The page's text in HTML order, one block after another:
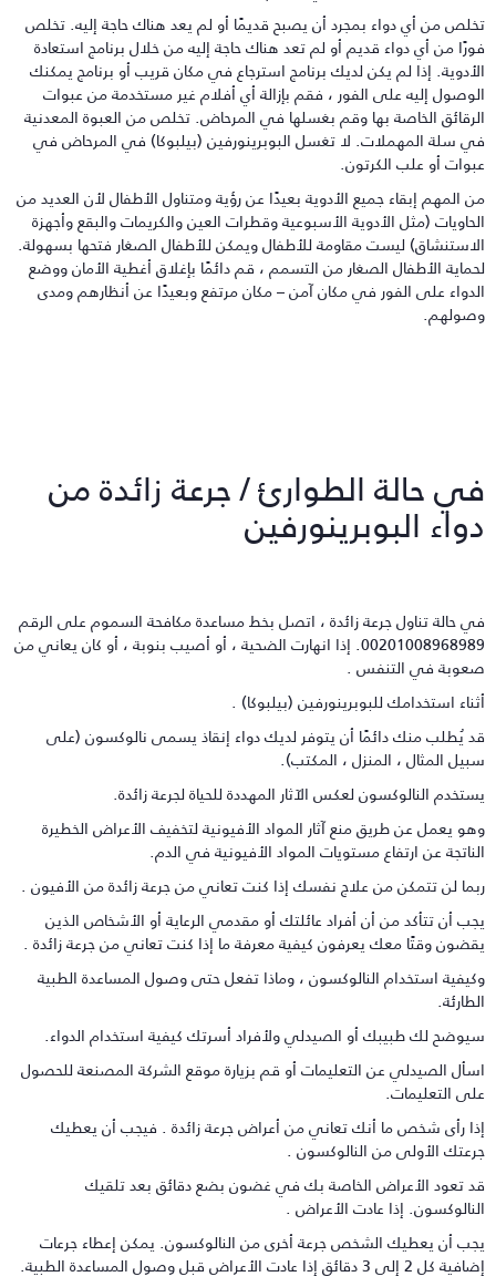
من أي دواء بمجرد أن يصبح قديمًا أو لم يعد هناك حاجة إليه. تخلص
من أي دواء قديم أو لم تعد هناك حاجة إليه من خلال برنامج استعادة
إذا لم يكن لديك برنامج استرجاع في مكان قريب أو برنامج يمكنك
إليه على الفور ، فقم بإزالة أي أفلام غير مستخدمة من عبوات
الخاصة بها وقم بغسلها في المرحاض. تخلص من العبوة المعدنية
سلة المهملات. لا تغسل البوبرينورفين (بيلبوكا) في المرحاض في
أو علب الكرتون.
المهم إبقاء جميع الأدوية بعيدًا عن رؤية ومتناول الأطفال لأن العديد من
(مثل الأدوية الأسبوعية وقطرات العين والكريمات والبقع وأجهزة
ليست مقاومة للأطفال ويمكن للأطفال الصغار فتحها بسهولة.
الأطفال الصغار من التسمم ، قم دائمًا بإغلاق أغطية الأمان ووضع
على الفور في مكان آمن – مكان مرتفع وبعيدًا عن أنظارهم ومدى
حالة الطوارئ / جرعة زائدة من
البوبرينورفين
حالة تناول جرعة زائدة ، اتصل بخط مساعدة مكافحة السموم على الرقم
00201008968989. إذا انهارت الضحية ، أو أصيب بنوبة ، أو كان يعاني من
في التنفس .
استخدامك للبوبرينورفين (بيلبوكا) .
يُطلب منك دائمًا أن يتوفر لديك دواء إنقاذ يسمى نالوكسون (على
المثال ، المنزل ، المكتب).
النالوكسون لعكس الآثار المهددة للحياة لجرعة زائدة.
يعمل عن طريق منع آثار المواد الأفيونية لتخفيف الأعراض الخطيرة
عن ارتفاع مستويات المواد الأفيونية في الدم.
لن تتمكن من علاج نفسك إذا كنت تعاني من جرعة زائدة من الأفيون .
أن تتأكد من أن أفراد عائلتك أو مقدمي الرعاية أو الأشخاص الذين
وقتًا معك يعرفون كيفية معرفة ما إذا كنت تعاني من جرعة زائدة .
استخدام النالوكسون ، وماذا تفعل حتى وصول المساعدة الطبية
لك طبيبك أو الصيدلي ولأفراد أسرتك كيفية استخدام الدواء.
الصيدلي عن التعليمات أو قم بزيارة موقع الشركة المصنعة للحصول
التعليمات.
رأى شخص ما أنك تعاني من أعراض جرعة زائدة . فيجب أن يعطيك
الأولى من النالوكسون .
تعود الأعراض الخاصة بك في غضون بضع دقائق بعد تلقيك
إذا عادت الأعراض .
أن يعطيك الشخص جرعة أخرى من النالوكسون. يمكن إعطاء جرعات
2 إلى 3 دقائق إذا عادت الأعراض قبل وصول المساعدة الطبية.